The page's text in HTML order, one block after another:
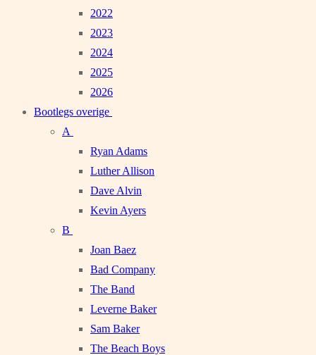
2022
2023
2024
2025
2026
Bootlegs overige
A
Ryan Adams
Luther Allison
Dave Alvin
Kevin Ayers
B
Joan Baez
Bad Company
The Band
Leverne Baker
Sam Baker
The Beach Boys